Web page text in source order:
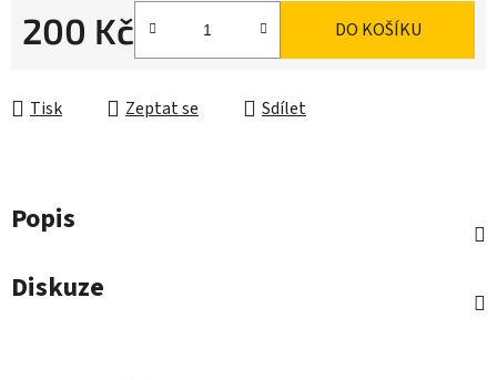
200 Kč DO KOŠÍKU
Tisk Zeptat se Sdílet
Popis
Diskuze